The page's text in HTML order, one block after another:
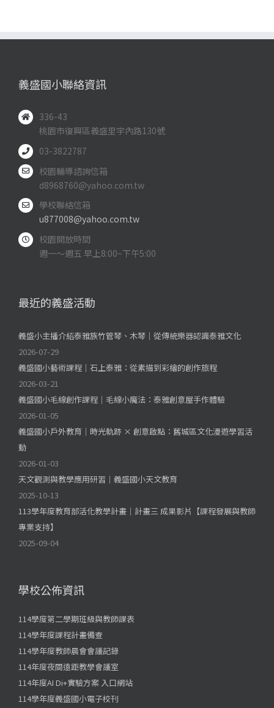
義盛國小聯絡資訊
336-43
桃園市復興區義盛里宇內路130號
03-3822787
校園輔導諮詢信箱
d8968760@yahoo.com.tw
學校聯絡信箱
u877008@yahoo.com.tw
校園開放時間
週一～週五 早上8:00~下午5:00
最近的義盛活動
義盛小主播介紹泰雅族竹管琴、木琴｜從傳統樂器認識泰雅文化
2026-07-29
義盛國小藝術課程｜石上泰雅：從素描到彩繪的創作旅程
2026-03-21
義盛國小毛線創作課程｜毛線小魔法：泰雅創意屋手作體驗
2026-01-05
義盛國小戶外教育｜時光軌跡 × 創意啟點：舊城區文化漫遊學習活
動
2026-01-03
天文觀測與教學應用研習｜義盛國小天文教育
2025-10-13
113學年度教育部活化教學計畫｜計畫三 成果影片【課程發展與教師
專業支持】
2025-09-04
學校公佈資訊
114學度第二學期班級與教師課表
114學年度課程計畫備查
114學年度教師晨會會議記錄
114年度夜間遠距教學會議室
114年度AI Di+實驗方案 入口網站
114學年度義盛國小電子校刊